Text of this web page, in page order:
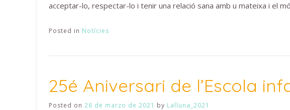
acceptar-lo, respectar-lo i tenir una relació sana amb u mateixa i el
Posted in Notícies
25é Aniversari de l’Escola
Posted on 26 de marzo de 2021 by Lalluna_2021